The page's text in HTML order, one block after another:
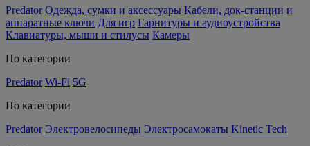
Predator Одежда, сумки и аксессуары Кабели, док-станции и
аппаратные ключи Для игр Гарнитуры и аудиоустройства
Клавиатуры, мыши и стилусы Камеры
По категории
Predator Wi-Fi 5G
По категории
Predator Электровелосипеды Электросамокаты Kinetic Tech